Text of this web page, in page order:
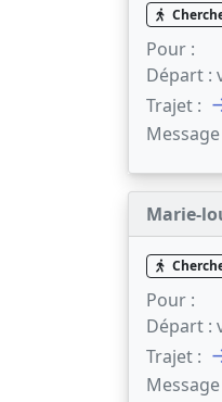
Pour :
Départ :
Trajet :
Message
Marie-
Pour :
Départ :
Trajet :
Message